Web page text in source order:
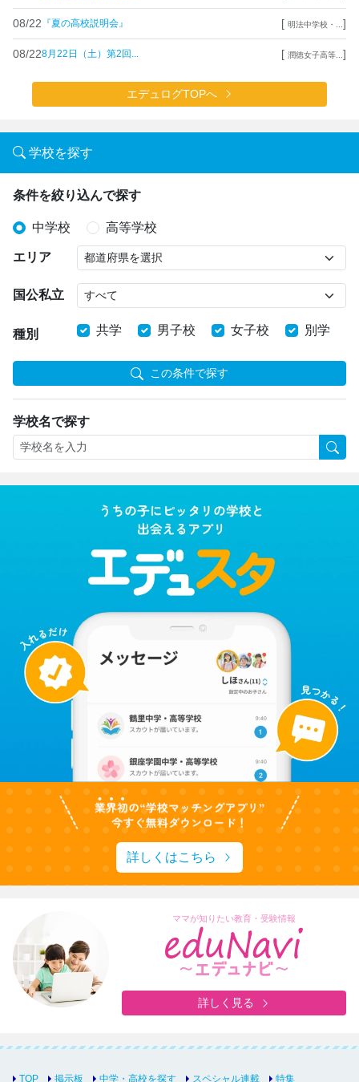
08/22 『夏の高校説明会』 [ 明法中学校・... ]
08/228月22日（土）第2回... [ 潤徳女子高等... ]
エデュログTOPへ
学校を探す
条件を絞り込んで探す
中学校 高等学校
エリア
国公私立
種別 共学 男子校 女子校 別学
この条件で探す
学校名で探す
詳しくはこちら
ママが知りたい教育・受験情報
詳しく見る
TOP 掲示板 中学・高校を探す スペシャル連載 特集